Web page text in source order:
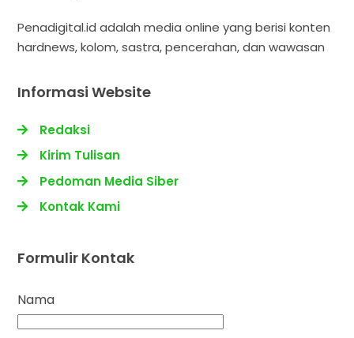
Penadigital.id adalah media online yang berisi konten
hardnews, kolom, sastra, pencerahan, dan wawasan
Informasi Website
Redaksi
Kirim Tulisan
Pedoman Media Siber
Kontak Kami
Formulir Kontak
Nama